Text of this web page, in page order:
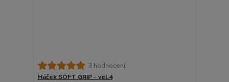
3 hodnocení
Háček SOFT GRIP - vel.4